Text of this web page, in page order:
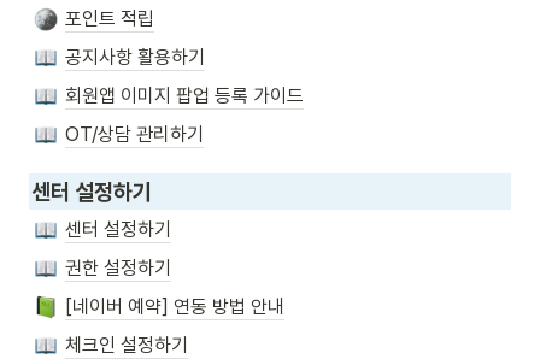
포인트 적립
공지사항 활용하기
회원앱 이미지 팝업 등록 가이드
OT/상담 관리하기
센터 설정하기
센터 설정하기
권한 설정하기
[네이버 예약] 연동 방법 안내
체크인 설정하기